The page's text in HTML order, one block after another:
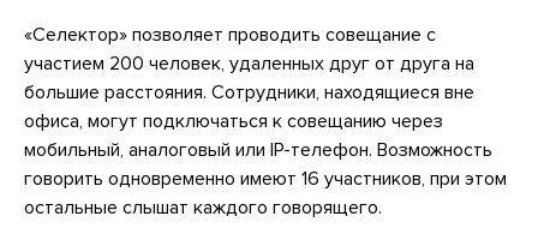
«Селектор» позволяет проводить совещание с
участием 200 человек, удаленных друг от друга на
большие расстояния. Сотрудники, находящиеся вне
офиса, могут подключаться к совещанию через
мобильный, аналоговый или IP-телефон. Возможность
говорить одновременно имеют 16 участников, при этом
остальные слышат каждого говорящего.